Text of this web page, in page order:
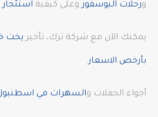
ورحلات البوسفوروعلى كيفية
يمكنك الآن مع شركة ترك، تأجير يخت
بأرخص الاسعار
أجواء الحفلات والسهرات في